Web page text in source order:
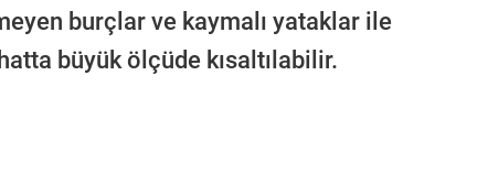
burçlar ve kaymalı yataklar ile
büyük ölçüde kısaltılabilir.